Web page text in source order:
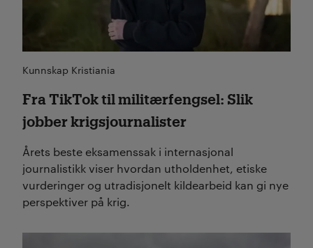
Kunnskap Kristiania
Fra TikTok til militærfengsel: Slik
jobber krigsjournalister
Årets beste eksamenssak i internasjonal
journalistikk viser hvordan utholdenhet, etiske
vurderinger og utradisjonelt kildearbeid kan gi nye
perspektiver på krig.